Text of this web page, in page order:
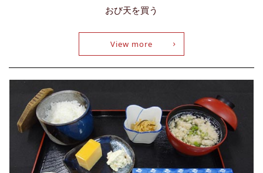
おび天を買う
View more